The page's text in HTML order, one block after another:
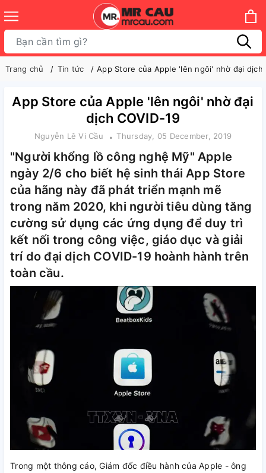
Trang chủ Tin tức App Store của Apple 'lên ngôi' nhờ đại dịch
App Store của Apple 'lên ngôi' nhờ đại
dịch COVID-19
Nguyễn Lê Vi Cầu Thursday, 05 December, 2019
"Người khổng lồ công nghệ Mỹ" Apple
ngày 2/6 cho biết hệ sinh thái App Store
của hãng này đã phát triển mạnh mẽ
trong năm 2020, khi người tiêu dùng tăng
cường sử dụng các ứng dụng để duy trì
kết nối trong công việc, giáo dục và giải
trí do đại dịch COVID-19 hoành hành trên
toàn cầu.
Trong một thông cáo, Giám đốc điều hành của Apple - ông